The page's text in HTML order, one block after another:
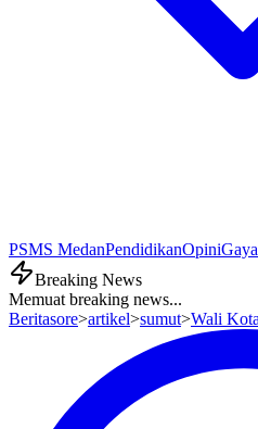
PSMS MedanPendidikanOpini
Breaking News
Memuat breaking news...
Beritasore>artikel>sumut>Wali